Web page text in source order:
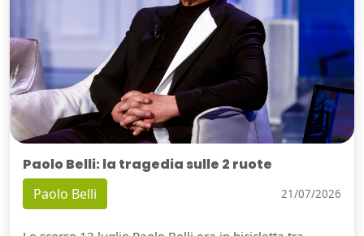
Paolo Belli: la tragedia sulle 2 ruote
Paolo Belli 21/07/2026